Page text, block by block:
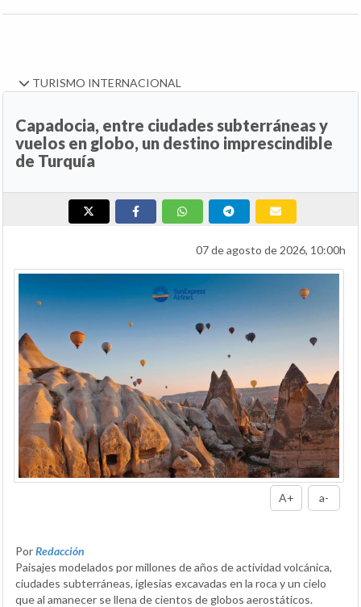
TURISMO INTERNACIONAL
Capadocia, entre ciudades subterráneas y
vuelos en globo, un destino imprescindible
de Turquía
07 de agosto de 2026, 10:00h
A+ a-
PorRedacción
Paisajes modelados por millones de años de actividad volcánica,
ciudades subterráneas, iglesias excavadas en la roca y un cielo
que al amanecer se llena de cientos de globos aerostáticos.